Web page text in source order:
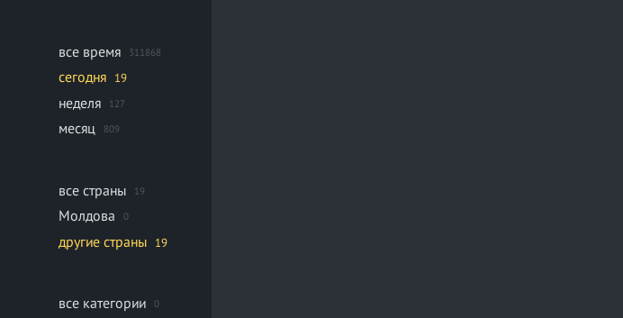
все время 311868
сегодня 19
неделя 127
месяц 809
все страны 19
Молдова 0
другие страны 19
все категории 0